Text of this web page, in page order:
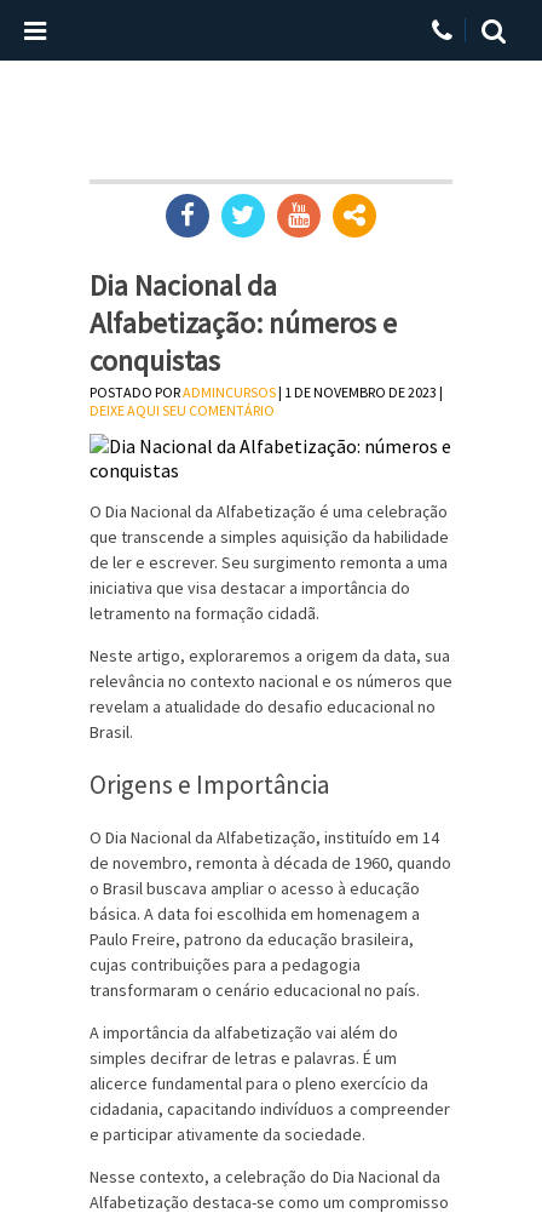
Dia Nacional da
Alfabetização: números e
conquistas
POSTADO PORADMINCURSOS| 1 DE NOVEMBRO DE 2023 |
DEIXE AQUI SEU COMENTÁRIO
O Dia Nacional da Alfabetização é uma celebração
que transcende a simples aquisição da habilidade
de ler e escrever. Seu surgimento remonta a uma
iniciativa que visa destacar a importância do
letramento na formação cidadã.
Neste artigo, exploraremos a origem da data, sua
relevância no contexto nacional e os números que
revelam a atualidade do desafio educacional no
Brasil.
Origens e Importância
O Dia Nacional da Alfabetização, instituído em 14
de novembro, remonta à década de 1960, quando
o Brasil buscava ampliar o acesso à educação
básica. A data foi escolhida em homenagem a
Paulo Freire, patrono da educação brasileira,
cujas contribuições para a pedagogia
transformaram o cenário educacional no país.
A importância da alfabetização vai além do
simples decifrar de letras e palavras. É um
alicerce fundamental para o pleno exercício da
cidadania, capacitando indivíduos a compreender
e participar ativamente da sociedade.
Nesse contexto, a celebração do Dia Nacional da
Alfabetização destaca-se como um compromisso